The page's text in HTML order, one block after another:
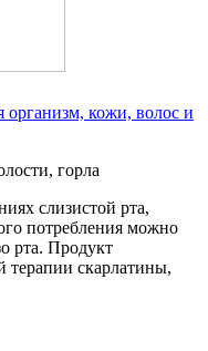
организм, кожи, волос и
горла
слизистой рта,
потребления можно
рта. Продукт
терапии скарлатины,